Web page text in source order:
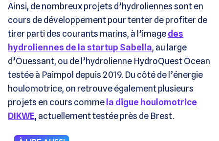
Ainsi, de nombreux projets d’hydroliennes sont en
cours de développement pour tenter de profiter de
tirer parti des courants marins, à l’imagedes
hydroliennes de la startup Sabella, au large
d’Ouessant, ou de l’hydrolienne HydroQuest Ocean
testée à Paimpol depuis 2019. Du côté de l’énergie
houlomotrice, on retrouve également plusieurs
projets en cours comme la digue houlomotrice
DIKWE, actuellement testée près de Brest.